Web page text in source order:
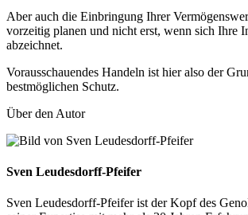
Aber auch die Einbringung Ihrer
vorzeitig planen und nicht erst, wenn sich Ihre
abzeichnet.
Vorausschauendes Handeln ist hier also der
bestmöglichen Schutz.
Über den Autor
Sven Leudesdorff-Pfeifer
Sven Leudesdorff-Pfeifer ist der Kopf des